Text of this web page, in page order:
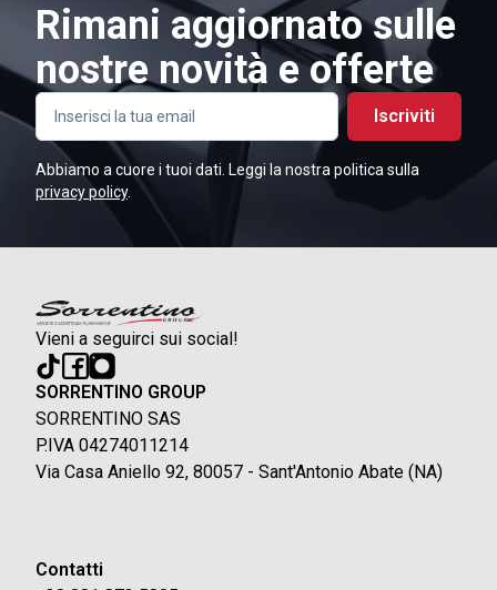
Rimani aggiornato sulle
nostre novità e offerte
Iscriviti
Abbiamo a cuore i tuoi dati. Leggi la nostra politica sulla
privacy policy.
Vieni a seguirci sui social!
SORRENTINO GROUP
SORRENTINO SAS
P.IVA 04274011214
Via Casa Aniello 92, 80057 - Sant'Antonio Abate (NA)
Contatti